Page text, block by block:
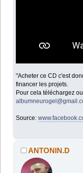
"Acheter ce CD c'est
financer les projets.
Pour cela téléchargez
Source:
ANTONIN.D